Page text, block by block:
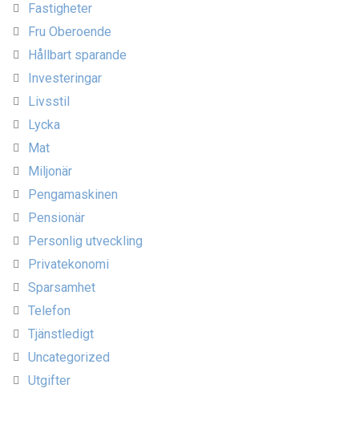
Fastigheter
Fru Oberoende
Hållbart sparande
Investeringar
Livsstil
Lycka
Mat
Miljonär
Pengamaskinen
Pensionär
Personlig utveckling
Privatekonomi
Sparsamhet
Telefon
Tjänstledigt
Uncategorized
Utgifter